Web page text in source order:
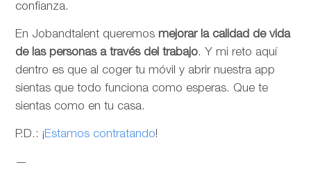
confianza.
En Jobandtalent queremos mejorar la calidad de vida
de las personas a través del trabajo. Y mi reto aquí
dentro es que al coger tu móvil y abrir nuestra app
sientas que todo funciona como esperas. Que te
sientas como en tu casa.
P.D.: ¡Estamos contratando!
—